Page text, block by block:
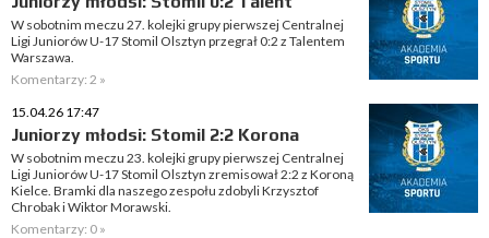
W sobotnim meczu 27. kolejki grupy pierwszej Centralnej
Ligi Juniorów U-17 Stomil Olsztyn przegrał 0:2 z Talentem
Warszawa.
Komentarzy: 2 »
15.04.26 17:47
Juniorzy młodsi: Stomil 2:2 Korona
W sobotnim meczu 23. kolejki grupy pierwszej Centralnej
Ligi Juniorów U-17 Stomil Olsztyn zremisował 2:2 z Koroną
Kielce. Bramki dla naszego zespołu zdobyli Krzysztof
Chrobak i Wiktor Morawski.
Komentarzy: 0 »